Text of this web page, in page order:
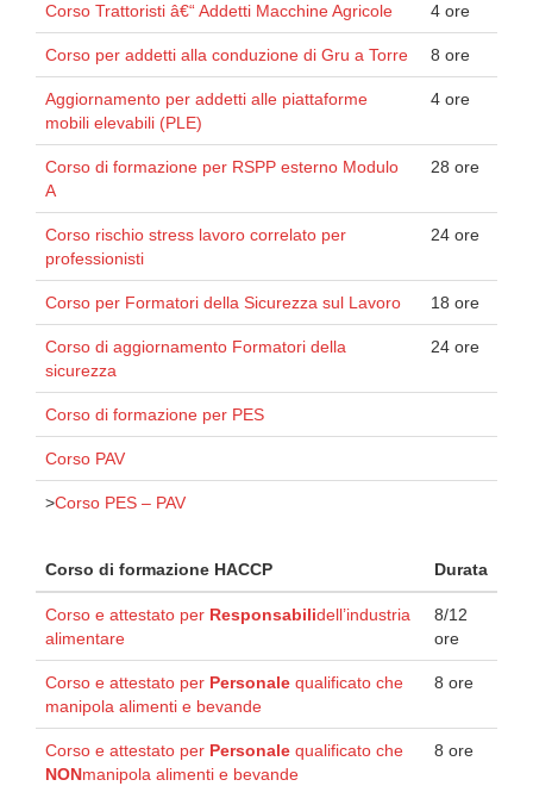
Corso Trattoristi â€“ Addetti Macchine Agricole 4 ore
Corso per addetti alla conduzione di Gru a Torre 8 ore
Aggiornamento per addetti alle piattaforme
mobili elevabili (PLE)
4 ore
Corso di formazione per RSPP esterno Modulo
A
28 ore
Corso rischio stress lavoro correlato per
professionisti
24 ore
Corso per Formatori della Sicurezza sul Lavoro 18 ore
Corso di aggiornamento Formatori della
sicurezza
24 ore
Corso di formazione per PES
Corso PAV
>Corso PES – PAV
Corso di formazione HACCP Durata
Corso e attestato per Responsabilidell’industria
alimentare
8/12
ore
Corso e attestato per Personale qualificato che
manipola alimenti e bevande
8 ore
Corso e attestato per Personale qualificato che
NONmanipola alimenti e bevande
8 ore